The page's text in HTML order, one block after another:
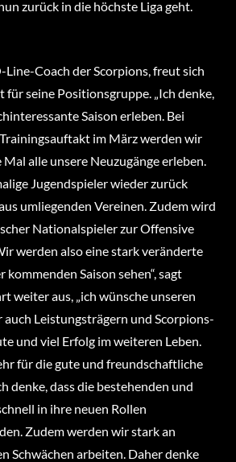
zurück in die höchste Liga geht.
Coach der Scorpions, freut sich
für seine Positionsgruppe. „Ich denke,
Saison erleben. Bei
im März werden wir
alle unsere Neuzugänge erleben.
Jugendspieler wieder zurück
umliegenden Vereinen. Zudem wird
Nationalspieler zur Offensive
werden also eine stark veränderte
Saison sehen“, sagt
weiter aus, „ich wünsche unseren
Leistungsträgern und Scorpions-
und viel Erfolg im weiteren Leben.
für die gute und freundschaftliche
denke, dass die bestehenden und
in ihre neuen Rollen
Zudem werden wir stark an
Schwächen arbeiten. Daher denke